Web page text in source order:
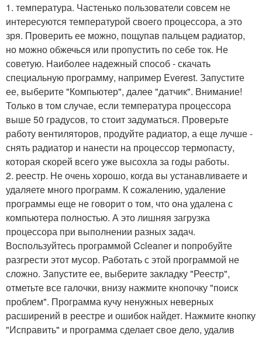
1. температура. Частенько пользователи совсем не
интересуются температурой своего процессора, а это
зря. Проверить ее можно, пощупав пальцем радиатор,
но можно обжечься или пропустить по себе ток. Не
советую. Наиболее надежный способ - скачать
специальную программу, например Everest. Запустите
ее, выберите "Компьютер", далее "датчик". Внимание!
Только в том случае, если температура процессора
выше 50 градусов, то стоит задуматься. Проверьте
работу вентиляторов, продуйте радиатор, а еще лучше -
снять радиатор и нанести на процессор термопасту,
которая скорей всего уже высохла за годы работы.
2. реестр. Не очень хорошо, когда вы устанавливаете и
удаляете много программ. К сожалению, удаление
программы еще не говорит о том, что она удалена с
компьютера полностью. А это лишняя загрузка
процессора при выполнении разных задач.
Воспользуйтесь программой Ccleaner и попробуйте
разгрести этот мусор. Работать с этой программой не
сложно. Запустите ее, выберите закладку "Реестр",
отметьте все галочки, внизу нажмите кнопочку "поиск
проблем". Программа кучу ненужных неверных
расширений в реестре и ошибок найдет. Нажмите кнопку
"Исправить" и программа сделает свое дело, удалив